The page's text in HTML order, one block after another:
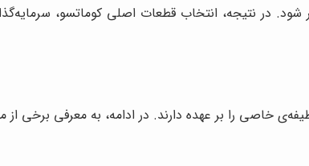
در نتیجه، انتخاب قطعات اصلی کوماتسو،
خاصی را بر عهده دارند. در ادامه، به معرفی برخی از